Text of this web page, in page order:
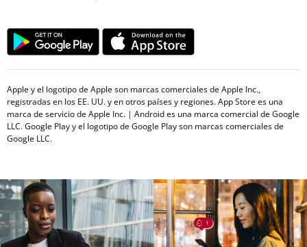
Apple y el logotipo de Apple son marcas comerciales de Apple Inc.,
registradas en los EE. UU. y en otros países y regiones. App Store es una
marca de servicio de Apple Inc. | Android es una marca comercial de Google
LLC. Google Play y el logotipo de Google Play son marcas comerciales de
Google LLC.